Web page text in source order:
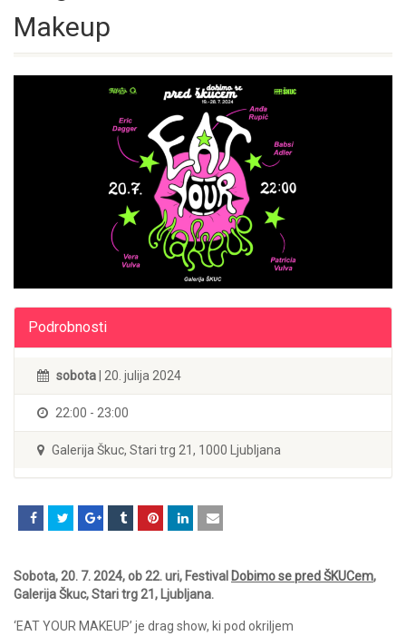
Makeup
Podrobnosti
sobota | 20. julija 2024
22:00 - 23:00
Galerija Škuc, Stari trg 21, 1000 Ljubljana
Sobota, 20. 7. 2024, ob 22. uri, Festival Dobimo se pred ŠKUCem,
Galerija Škuc, Stari trg 21, Ljubljana.
‘EAT YOUR MAKEUP’ je drag show, ki pod okriljem